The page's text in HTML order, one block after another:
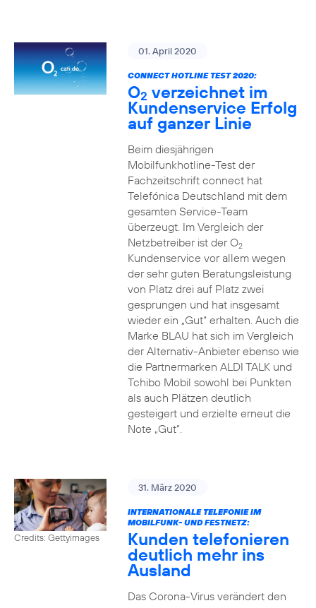
01. April 2020
CONNECT HOTLINE TEST 2020:
O2 verzeichnet im
Kundenservice Erfolg
auf ganzer Linie
Beim diesjährigen
Mobilfunkhotline-Test der
Fachzeitschrift connect hat
Telefónica Deutschland mit dem
gesamten Service-Team
überzeugt. Im Vergleich der
Netzbetreiber ist der O2
Kundenservice vor allem wegen
der sehr guten Beratungsleistung
von Platz drei auf Platz zwei
gesprungen und hat insgesamt
wieder ein „Gut“ erhalten. Auch die
Marke BLAU hat sich im Vergleich
der Alternativ-Anbieter ebenso wie
die Partnermarken ALDI TALK und
Tchibo Mobil sowohl bei Punkten
als auch Plätzen deutlich
gesteigert und erzielte erneut die
Note „Gut“.
Credits: Gettyimages
31. März 2020
INTERNATIONALE TELEFONIE IM
MOBILFUNK- UND FESTNETZ:
Kunden telefonieren
deutlich mehr ins
Ausland
Das Corona-Virus verändert den